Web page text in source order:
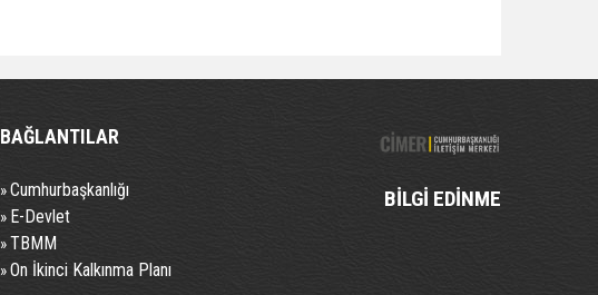
BAĞLANTILAR
»Cumhurbaşkanlığı
» E-Devlet
»TBMM
»On İkinci Kalkınma Planı
BİLGİ EDİNME